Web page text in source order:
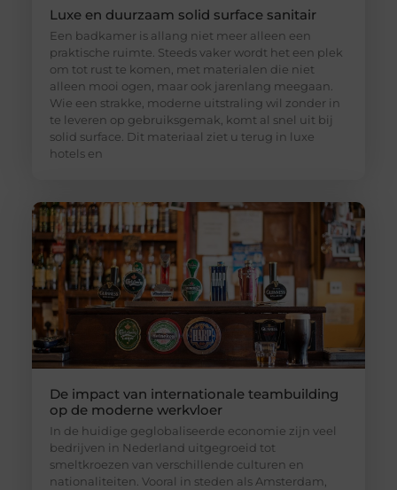
Luxe en duurzaam solid surface sanitair
Een badkamer is allang niet meer alleen een
praktische ruimte. Steeds vaker wordt het een plek
om tot rust te komen, met materialen die niet
alleen mooi ogen, maar ook jarenlang meegaan.
Wie een strakke, moderne uitstraling wil zonder in
te leveren op gebruiksgemak, komt al snel uit bij
solid surface. Dit materiaal ziet u terug in luxe
hotels en
De impact van internationale teambuilding
op de moderne werkvloer
In de huidige geglobaliseerde economie zijn veel
bedrijven in Nederland uitgegroeid tot
smeltkroezen van verschillende culturen en
nationaliteiten. Vooral in steden als Amsterdam,